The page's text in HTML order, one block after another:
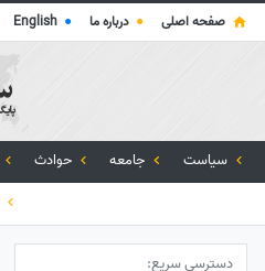
صفحه اصلی ● درباره ما ●
English
سیاست جامعه حوادث
دسترسی سریع: